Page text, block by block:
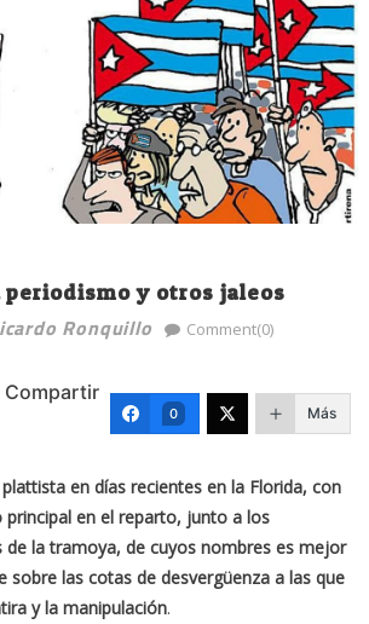
periodismo y otros jaleos
Ronquillo Comment(0)
Compartir
0 Más
en días recientes en la Florida, con
en el reparto, junto a los
la tramoya, de cuyos nombres es mejor
sobre las cotas de desvergüenza a las que
y la manipulación.